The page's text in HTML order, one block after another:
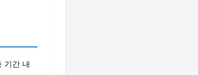
기간 내